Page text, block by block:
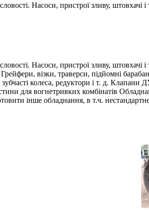
Насоси, пристрої зливу,
Насоси, пристрої зливу,
візки, траверси, підйомні
колеса, редуктори і т. д.
для вогнетривких комбінатів
інше обладнання, в т.ч.